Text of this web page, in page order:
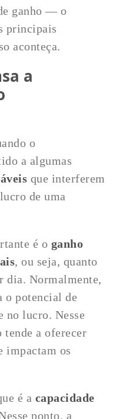
ganho — o
principais
aconteça.
a
o
a algumas
que interferem
de uma
é o ganho
, ou seja, quanto
dia. Normalmente,
o potencial de
no lucro. Nesse
a oferecer
impactam os
é a capacidade
ponto, a